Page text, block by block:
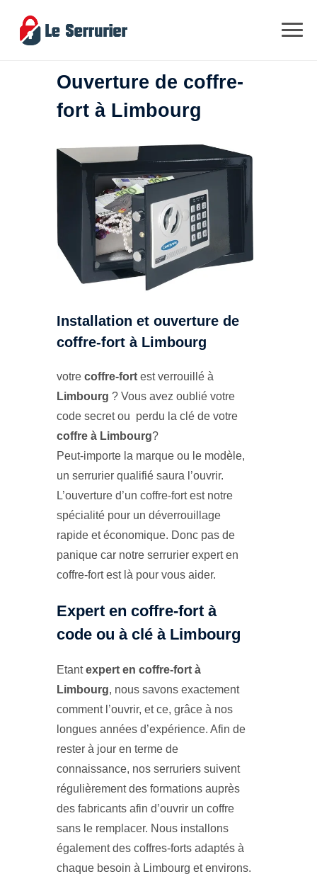
Ouverture de coffre-
fort à Limbourg
Installation et ouverture de
coffre-fort à Limbourg
votre coffre-fort est verrouillé à
Limbourg ? Vous avez oublié votre
code secret ou perdu la clé de votre
coffre à Limbourg?
Peut-importe la marque ou le modèle,
un serrurier qualifié saura l’ouvrir.
L’ouverture d’un coffre-fort est notre
spécialité pour un déverrouillage
rapide et économique. Donc pas de
panique car notre serrurier expert en
coffre-fort est là pour vous aider.
Expert en coffre-fort à
code ou à clé à Limbourg
Etantexpert en coffre-fort à
Limbourg, nous savons exactement
comment l’ouvrir, et ce, grâce à nos
longues années d’expérience. Afin de
rester à jour en terme de
connaissance, nos serruriers suivent
régulièrement des formations auprès
des fabricants afin d’ouvrir un coffre
sans le remplacer. Nous installons
également des coffres-forts adaptés à
chaque besoin à Limbourg et environs.